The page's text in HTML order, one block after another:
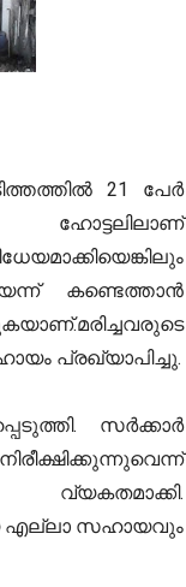
21 പേർ
കണ്ടെത്താൻ
പ്രഖ്യാപിച്ചു.
സർക്കാർ
എല്ലാ സഹായവും